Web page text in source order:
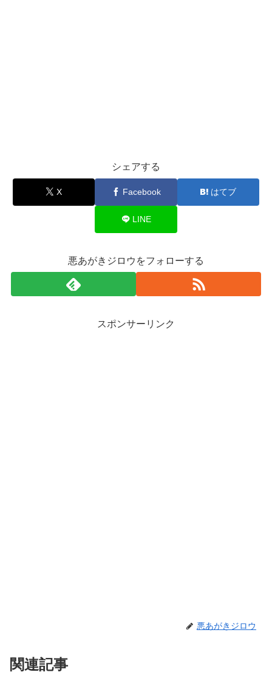
シェアする
X Facebook はてブ
LINE
悪あがきジロウをフォローする
スポンサーリンク
悪あがきジロウ
関連記事